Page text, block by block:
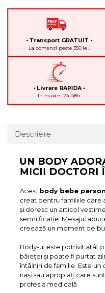
• Transport GRATUIT •
La comenzi peste 350 lei.
• Livrare RAPIDA •
In maxim 24-48h
Descriere
UN BODY
MICII DOCTORI
Acest body bebe
creat pentru familiile care
și doresc un articol
semnificație. Mesajul
creează un moment de
Body-ul este potrivit atât
băieței și poate fi purtat
întâlniri de familie. Este un
nași sau apropiați care
profesia medicală.